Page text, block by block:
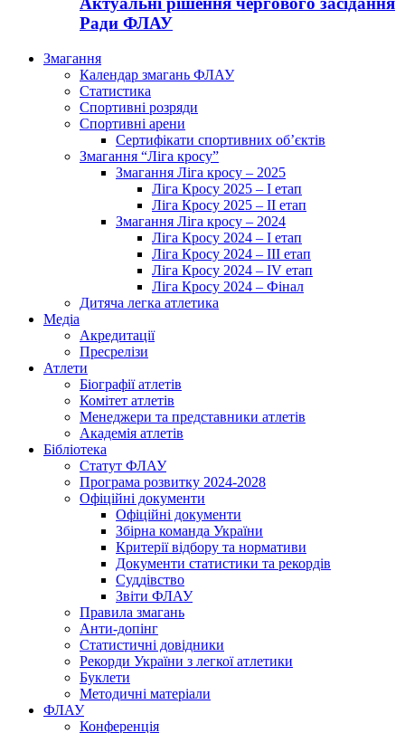
Ради ФЛАУ
Змагання
Календар змагань ФЛАУ
Статистика
Спортивні розряди
Спортивні арени
Сертифікати спортивних об’єктів
Змагання “Ліга кросу”
Змагання Ліга кросу – 2025
Ліга Кросу 2025 – I етап
Ліга Кросу 2025 – II етап
Змагання Ліга кросу – 2024
Ліга Кросу 2024 – I етап
Ліга Кросу 2024 – III етап
Ліга Кросу 2024 – IV етап
Ліга Кросу 2024 – Фінал
Дитяча легка атлетика
Медіа
Акредитації
Пресрелізи
Атлети
Біографії атлетів
Комітет атлетів
Менеджери та представники атлетів
Академія атлетів
Бібліотека
Статут ФЛАУ
Програма розвитку 2024-2028
Офіційні документи
Офіційні документи
Збірна команда України
Критерії відбору та нормативи
Документи статистики та рекордів
Суддівство
Звіти ФЛАУ
Правила змагань
Анти-допінг
Статистичні довідники
Рекорди України з легкої атлетики
Буклети
Методичні матеріали
ФЛАУ
Конференція